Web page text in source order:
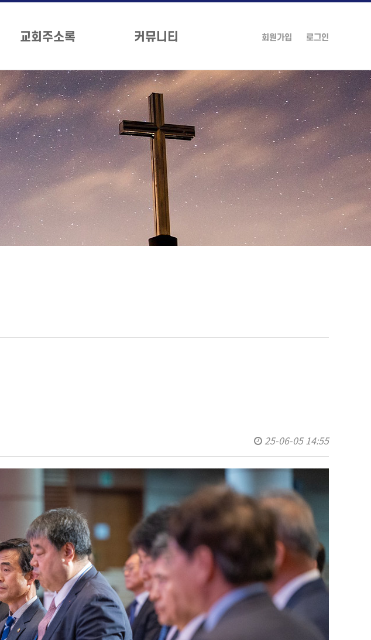
교회주소록 커뮤니티 회원가입 로그인
25-06-05 14:55